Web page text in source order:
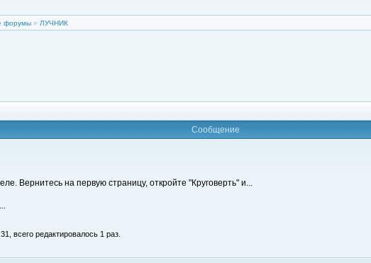
форумы » ЛУЧНИК
Сообщение
Вернитесь на первую страницу, откройте "Круговерть" и...
всего редактировалось 1 раз.